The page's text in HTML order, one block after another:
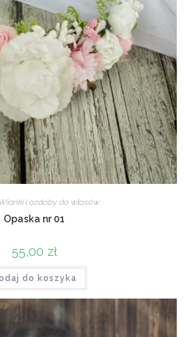
Wianki i ozdoby do włosów
Opaska nr 01
55,00 zł
do koszyka